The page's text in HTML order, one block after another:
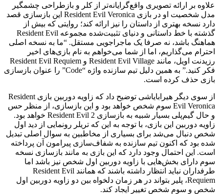
علاوه بر ارائه تصویری واقع‌گرایانه‌تر از کلر و بازطراحی چشمگیر
مدل شخصیت او در بازی Resident Evil Veronica این بازسازی قصد
دارد نسخه بهتری از داستان را نیز ارائه کند؛ روایتی که بیش از
گذشته با خط داستانی و دنیای تثبیت‌شده مجموعه Resident Evil
هماهنگ باشد، نه صرفا یک ماجراجویی مستقل. “ما به نسخه اصلی
احترام می‌گذاریم، اما از شما می‌خواهم به نام بازی‌های اخیر
رزیدنت اویل، مانند Resident Evil Village و Resident Evil Requiem
فکر کنید.” به همین دلیل تیم سازنده واژه “Code” را عنوان بازسازی
بازی حذف کرده است.
از سوی دیگر هیرابایاشی توضیح داد که زاویه دوربین بازی Resident
Evil Veronica سوم شخص خواهد بود و این بازسازی، از منظر حس
و حال گیم‌پلی بسیار شبیه به بازسازی Resident Evil 2 خواهد بود.
زاویه دوربین این بازی، با توجه به این که تریلر رونمایی از دید اول
شخص دنبال می‌شد برای بسیاری از مخاطبین به سوال اصلی تبدیل
شده بود که اکنون تیم سازنده به شفاف‌سازی پیرامون آن پرداخته
است. این احتمال وجود دارد که این بازی به مانند بازسازی نسخه
سوم دارای بخش‌هایی با زاویه دوربین اول شخص نیز باشد اما
طرفداران نباید انتظار داشته باشند که همانند Resident Evil
Requiem، پلیر بتواند در هر زمان دلخواه بین دو زاویه دوربین اول
شخص و سوم شخص تغییر ایجاد کند.